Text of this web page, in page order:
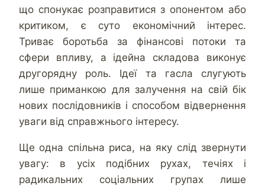
що спонукає розправитися з опонентом або
критиком, є суто економічний інтерес.
Триває боротьба за фінансові потоки та
сфери впливу, а ідейна складова виконує
другорядну роль. Ідеї та гасла слугують
лише приманкою для залучення на свій бік
нових послідовників і способом відвернення
уваги від справжнього інтересу.
Ще одна спільна риса, на яку слід звернути
увагу: в усіх подібних рухах, течіях і
радикальних соціальних групах лише